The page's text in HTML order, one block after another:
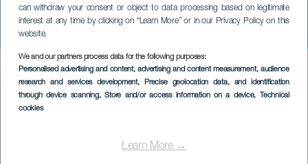
can withdraw your consent or object to data processing based on legitimate
interest at any time by clicking on “Learn More” or in our Privacy Policy on this
website.
We and our partners process data for the following purposes:
Personalised advertising and content, advertising and content measurement, audience
research and services development, Precise geolocation data, and identification
through device scanning, Store and/or access information on a device, Technical
cookies
Learn More →
Carnevale di giorno
LANZAROTE
Imagen
Listado